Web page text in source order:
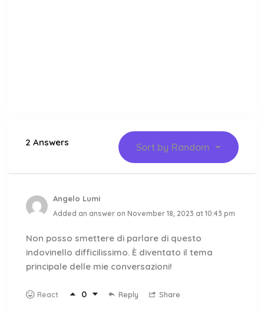
2 Answers Sort by Random
Angelo Lumi
Added an answer on November 18, 2023 at 10:43 pm
Non posso smettere di parlare di questo
indovinello difficilissimo. È diventato il tema
principale delle mie conversazioni!
React 0 Reply Share